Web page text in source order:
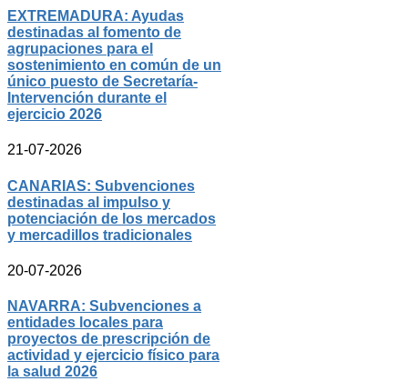
EXTREMADURA: Ayudas
destinadas al fomento de
agrupaciones para el
sostenimiento en común de un
único puesto de Secretaría-
Intervención durante el
ejercicio 2026
21-07-2026
CANARIAS: Subvenciones
destinadas al impulso y
potenciación de los mercados
y mercadillos tradicionales
20-07-2026
NAVARRA: Subvenciones a
entidades locales para
proyectos de prescripción de
actividad y ejercicio físico para
la salud 2026